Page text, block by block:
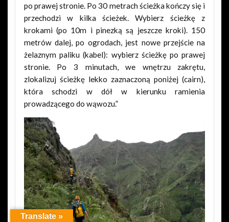
po prawej stronie. Po 30 metrach ścieżka kończy się i
przechodzi w kilka ścieżek. Wybierz ścieżkę z
krokami (po 10m i pinezką są jeszcze kroki). 150
metrów dalej, po ogrodach, jest nowe przejście na
żelaznym paliku (kabel): wybierz ścieżkę po prawej
stronie. Po 3 minutach, we wnętrzu zakrętu,
zlokalizuj ścieżkę lekko zaznaczoną poniżej (cairn),
która schodzi w dół w kierunku ramienia
prowadzącego do wąwozu.”
Translate »